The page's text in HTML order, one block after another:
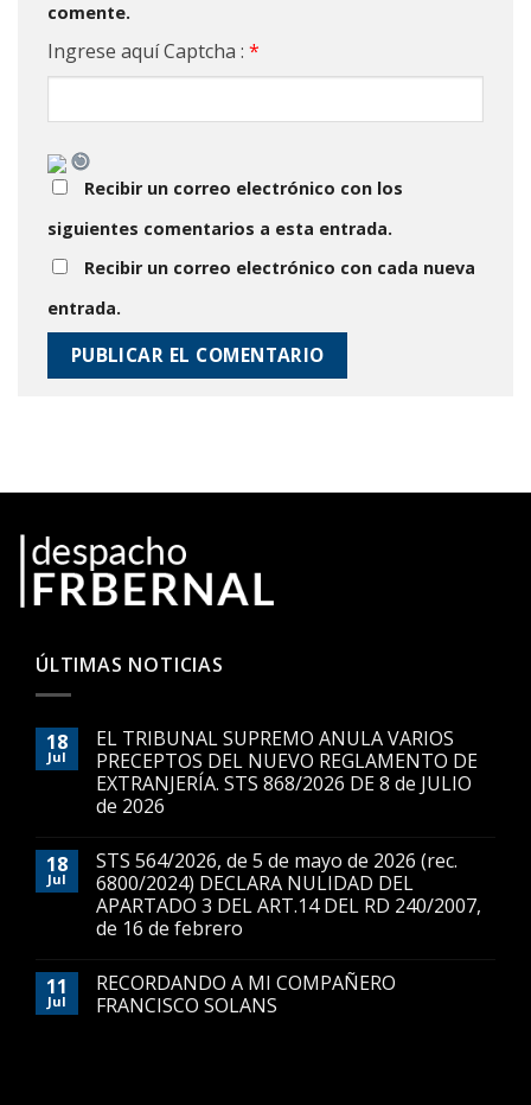
comente.
Ingrese aquí Captcha : *
Recibir un correo electrónico con los
siguientes comentarios a esta entrada.
Recibir un correo electrónico con cada nueva
entrada.
ÚLTIMAS NOTICIAS
18
Jul
EL TRIBUNAL SUPREMO ANULA VARIOS
PRECEPTOS DEL NUEVO REGLAMENTO DE
EXTRANJERÍA. STS 868/2026 DE 8 de JULIO
de 2026
18
Jul
STS 564/2026, de 5 de mayo de 2026 (rec.
6800/2024) DECLARA NULIDAD DEL
APARTADO 3 DEL ART.14 DEL RD 240/2007,
de 16 de febrero
11
Jul
RECORDANDO A MI COMPAÑERO
FRANCISCO SOLANS